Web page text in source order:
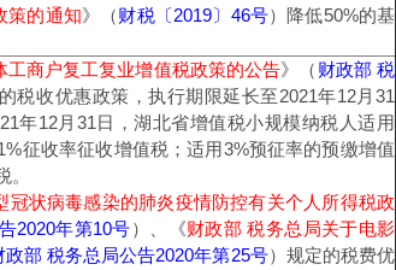
策的通知》（财税〔2019〕46号）降低50%的基
商户复工复业增值税政策的公告》（ 财政部 税
税收优惠政策，执行期限延长至2021年12月31
年12月31日，湖北省增值税小规模纳税人适用
征收率征收增值税；适用3%预征率的预缴增值
冠状病毒感染的肺炎疫情防控有关个人所得税政
2020年第10号）、《财政部 税务总局关于电影
政部 税务总局公告2020年第25号）规定的税费优